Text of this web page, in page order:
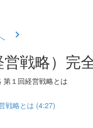
戦略）完
１回経営戦略とは
戦略とは (4:27)